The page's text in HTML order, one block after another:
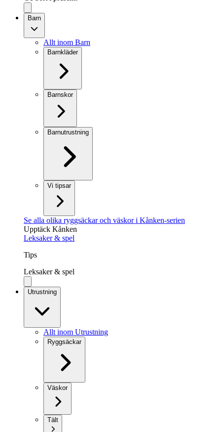
Barn
Allt inom Barn
Barnkläder
Barnskor
Barnutrustning
Vi tipsar
Se alla olika ryggsäckar och väskor i Kånken-serien
Upptäck Kånken
Leksaker & spel
Tips
Leksaker & spel
Utrustning
Allt inom Utrustning
Ryggsäckar
Väskor
Tält